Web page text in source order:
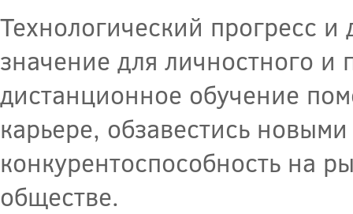
Технологический прогресс
значение для личностного
дистанционное обучение
карьере, обзавестись
конкурентоспособность на
обществе.